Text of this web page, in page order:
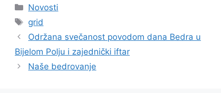
Kategorije
Novosti
Oznake
grid
Održana svečanost povodom dana Bedra u
Bijelom Polju i zajednički iftar
Naše bedrovanje